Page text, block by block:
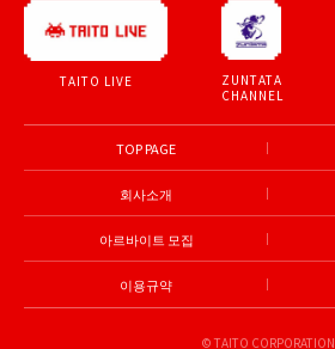
TAITO LIVE
ZUNTATA
CHANNEL
TOP PAGE
회사소개
아르바이트 모집
이용규약
© TAITO CORPORATION